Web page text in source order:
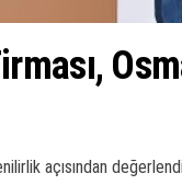
açısından